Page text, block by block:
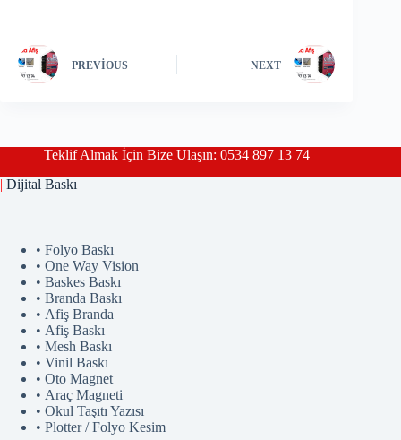
PREVIOUS NEXT
Teklif Almak İçin Bize Ulaşın: 0534 897 13 74
| Dijital Baskı
• Folyo Baskı
• One Way Vision
• Baskes Baskı
• Branda Baskı
• Afiş Branda
• Afiş Baskı
• Mesh Baskı
• Vinil Baskı
• Oto Magnet
• Araç Magneti
• Okul Taşıtı Yazısı
• Plotter / Folyo Kesim